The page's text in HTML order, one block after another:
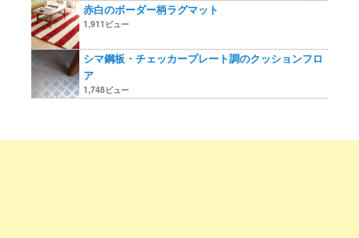
赤白のボーダー柄ラグマット
1,911ビュー
シマ鋼板・チェッカープレート調のクッションフロ
ア
1,748ビュー